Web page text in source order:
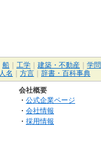
船 工学 建築・不動産
学問
人名 方言 辞書・百科事典
会社概要
・ 公式企業ページ
・ 会社情報
・ 採用情報